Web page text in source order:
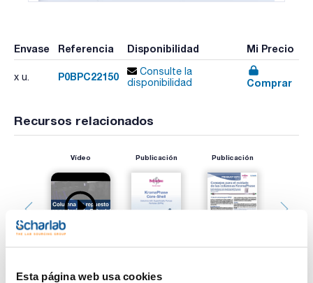
Esta página web usa cookies
Envase Referencia Disponibilidad Mi Precio
x u. P0BPC22150
Consulte la
disponibilidad
Comprar
Recursos relacionados
Vídeo Publicación Publicación